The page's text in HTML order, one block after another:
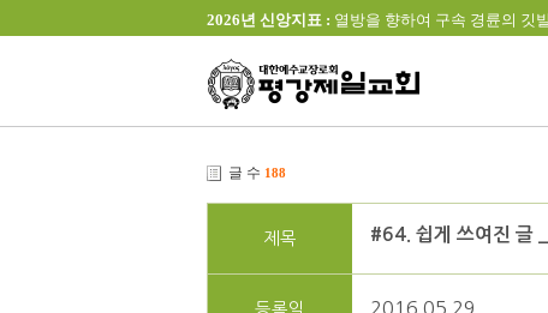
2026년 신앙지표 : 열방을 향하여 구속 경륜의 깃
글 수 188
제목 #64. 쉽게 쓰여진 글
등록일 2016.05.29